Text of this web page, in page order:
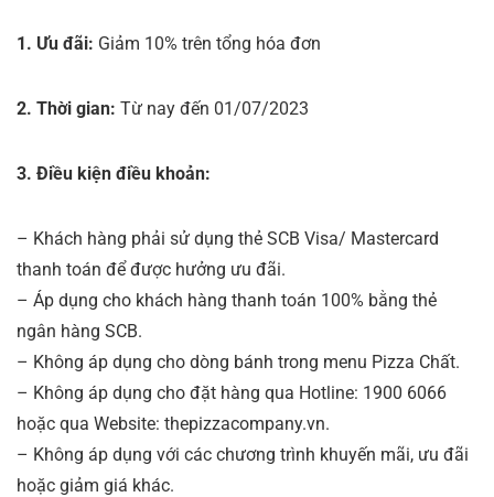
1. Ưu đãi: Giảm 10% trên tổng hóa đơn
2. Thời gian: Từ nay đến 01/07/2023
3. Điều kiện điều khoản:
– Khách hàng phải sử dụng thẻ SCB Visa/ Mastercard
thanh toán để được hưởng ưu đãi.
– Áp dụng cho khách hàng thanh toán 100% bằng thẻ
ngân hàng SCB.
– Không áp dụng cho dòng bánh trong menu Pizza Chất.
– Không áp dụng cho đặt hàng qua Hotline: 1900 6066
hoặc qua Website: thepizzacompany.vn.
– Không áp dụng với các chương trình khuyến mãi, ưu đãi
hoặc giảm giá khác.